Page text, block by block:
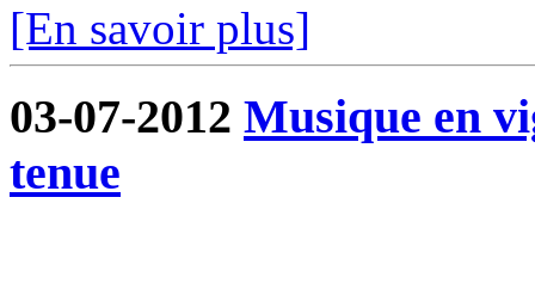
[En savoir plus]
03-07-2012 Musique en
tenue